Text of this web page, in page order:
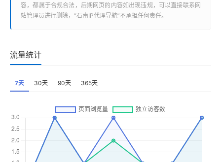
容，都属于合规合法，后期网页的内容如出现违规，可以直接联系网
站管理员进行删除，“石南IP代理导航”不承担任何责任。
流量统计
7天 30天 90天 365天